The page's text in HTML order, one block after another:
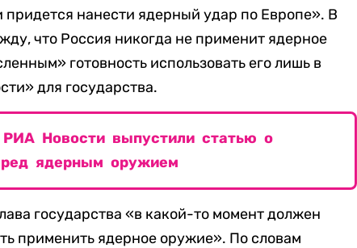
придется нанести ядерный удар по Европе». В
что Россия никогда не применит ядерное
готовность использовать его лишь в
для государства.
Новости выпустили статью о
ядерным оружием
государства «в какой-то момент должен
применить ядерное оружие». По словам